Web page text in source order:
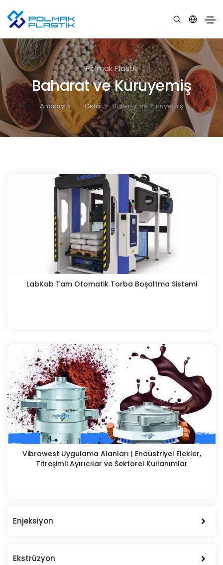
Polmak Plastik
Baharat ve Kuruyemiş
Anasayfa Gıda Baharat ve Kuruyemiş
LabKab Tam Otomatik Torba Boşaltma Sistemi
Vibrowest Uygulama Alanları | Endüstriyel Elekler,
Titreşimli Ayırıcılar ve Sektörel Kullanımlar
Enjeksiyon
Ekstrüzyon